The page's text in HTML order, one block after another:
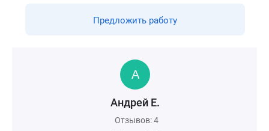
Предложить работу
Андрей Е.
Отзывов: 4